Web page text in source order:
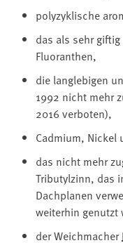
polyzyklische
das als sehr
Fluoranthen,
die langlebigen
1992 nicht mehr
2016 verboten),
Cadmium, Nickel
das nicht mehr
Tributylzinn, das
Dachplanen
weiterhin genutzt
der Weichmacher